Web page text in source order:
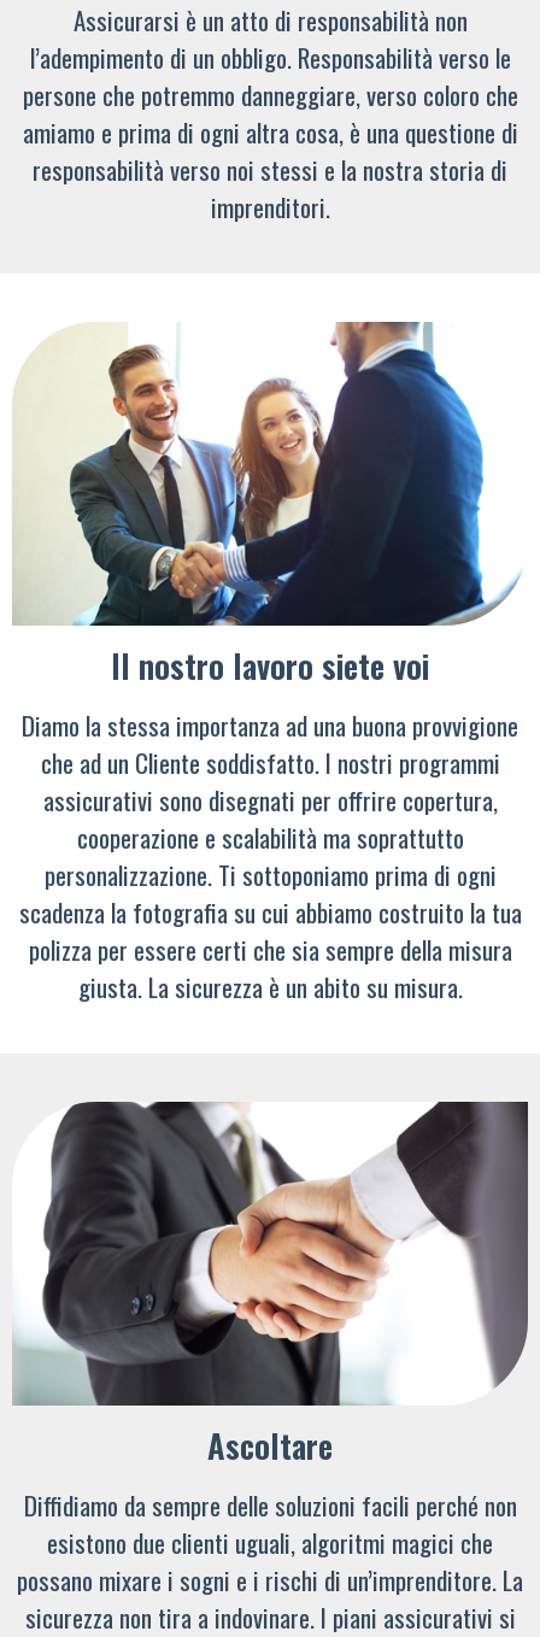
Assicurarsi è un atto di responsabilità non
l’adempimento di un obbligo. Responsabilità verso le
persone che potremmo danneggiare, verso coloro che
amiamo e prima di ogni altra cosa, è una questione di
responsabilità verso noi stessi e la nostra storia di
imprenditori.
Il nostro lavoro siete voi
Diamo la stessa importanza ad una buona provvigione
che ad un Cliente soddisfatto. I nostri programmi
assicurativi sono disegnati per offrire copertura,
cooperazione e scalabilità ma soprattutto
personalizzazione. Ti sottoponiamo prima di ogni
scadenza la fotografia su cui abbiamo costruito la tua
polizza per essere certi che sia sempre della misura
giusta. La sicurezza è un abito su misura.
Ascoltare
Diffidiamo da sempre delle soluzioni facili perché non
esistono due clienti uguali, algoritmi magici che
possano mixare i sogni e i rischi di un’imprenditore. La
sicurezza non tira a indovinare. I piani assicurativi si